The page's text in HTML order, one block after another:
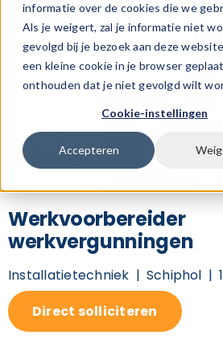
informatie over de cookies die we
Als je weigert, zal je informatie niet
gevolgd bij je bezoek aan deze
een kleine cookie in je browser
onthouden dat je niet gevolgd wilt
Cookie-instellingen
Accepteren
Voor werkgevers
Over ons
Werkvoorbereider
werkvergunningen
Installatietechniek Schiphol
Direct solliciteren